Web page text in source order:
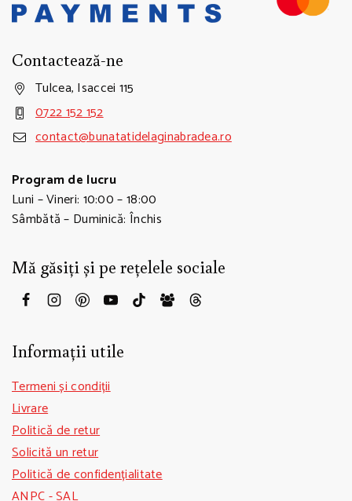
Contactează-ne
Tulcea, Isaccei 115
0722 152 152
contact@bunatatidelaginabradea.ro
Program de lucru
Luni – Vineri: 10:00 – 18:00
Sâmbătă – Duminică: Închis
Mă găsiți și pe rețelele sociale
Informații utile
Termeni și condiții
Livrare
Politică de retur
Solicită un retur
Politică de confidențialitate
ANPC - SAL